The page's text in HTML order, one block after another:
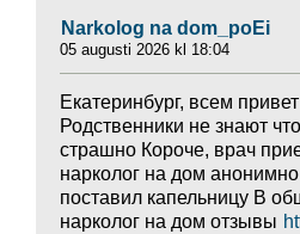
Narkolog na dom_poEi
05 augusti 2026 kl 18:04
Екатеринбург, всем
Родственники не знают
страшно Короче, врач
нарколог на дом
поставил капельницу В
нарколог на дом отзывы